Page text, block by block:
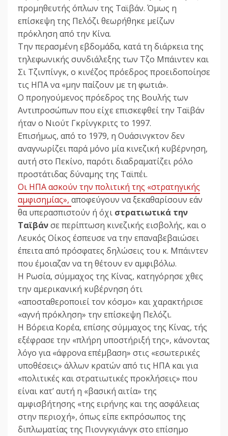
προμηθευτής όπλων της Ταϊβάν. Όμως η
επίσκεψη της Πελόζι θεωρήθηκε μείζων
πρόκληση από την Κίνα.
Την περασμένη εβδομάδα, κατά τη διάρκεια της
τηλεφωνικής συνδιάλεξης των Τζο Μπάιντεν και
Σι Τζινπίνγκ, ο κινέζος πρόεδρος προειδοποίησε
τις ΗΠΑ να «μην παίζουν με τη φωτιά».
Ο προηγούμενος πρόεδρος της Βουλής των
Αντιπροσώπων που είχε επισκεφθεί την Ταϊβάν
ήταν ο Νιούτ Γκρίνγκριτς το 1997.
Επισήμως, από το 1979, η Ουάσινγκτον δεν
αναγνωρίζει παρά μόνο μία κινεζική κυβέρνηση,
αυτή στο Πεκίνο, παρότι διαδραματίζει ρόλο
προστάτιδας δύναμης της Ταϊπέι.
Οι ΗΠΑ ασκούν την πολιτική της «στρατηγικής
αμφισημίας», αποφεύγουν να ξεκαθαρίσουν εάν
θα υπερασπιστούν ή όχι στρατιωτικά την
Ταϊβάνσε περίπτωση κινεζικής εισβολής, και ο
Λευκός Οίκος έσπευσε να την επαναβεβαιώσει
έπειτα από πρόσφατες δηλώσεις του κ. Μπάιντεν
που έμοιαζαν να τη θέτουν εν αμφιβόλω.
Η Ρωσία, σύμμαχος της Κίνας, κατηγόρησε χθες
την αμερικανική κυβέρνηση ότι
«αποσταθεροποιεί τον κόσμο» και χαρακτήρισε
«αγνή πρόκληση» την επίσκεψη Πελόζι.
Η Βόρεια Κορέα, επίσης σύμμαχος της Κίνας, τής
εξέφρασε την «πλήρη υποστήριξή της», κάνοντας
λόγο για «άφρονα επέμβαση» στις «εσωτερικές
υποθέσεις» άλλων κρατών από τις ΗΠΑ και για
«πολιτικές και στρατιωτικές προκλήσεις» που
είναι κατ’ αυτή η «βασική αιτία» της
αμφισβήτησης «της ειρήνης και της ασφάλειας
στην περιοχή», όπως είπε εκπρόσωπος της
διπλωματίας της Πιονγκγιάνγκ στο επίσημο